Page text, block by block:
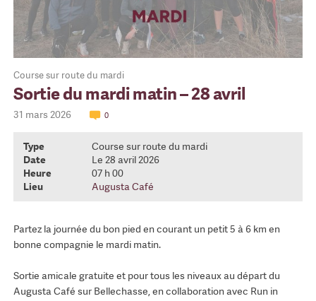
Course sur route du mardi
Sortie du mardi matin – 28 avril
31 mars 2026 0
Type
Course sur route du mardi
Date
Le 28 avril 2026
Heure
07 h 00
Lieu
Augusta Café
Partez la journée du bon pied en courant un petit 5 à 6 km en
bonne compagnie le mardi matin.
Sortie amicale gratuite et pour tous les niveaux au départ du
Augusta Café sur Bellechasse, en collaboration avec Run in